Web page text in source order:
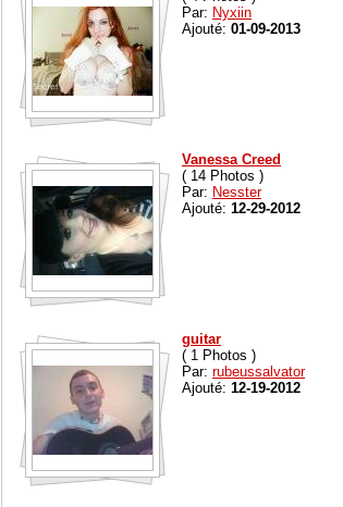
Par: Nyxiin
Ajouté: 01-09-2013
Vanessa Creed
( 14 Photos )
Par: Nesster
Ajouté: 12-29-2012
guitar
( 1 Photos )
Par: rubeussalvator
Ajouté: 12-19-2012